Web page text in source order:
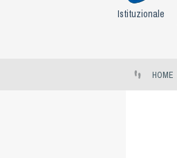
Istituzionale
HOME